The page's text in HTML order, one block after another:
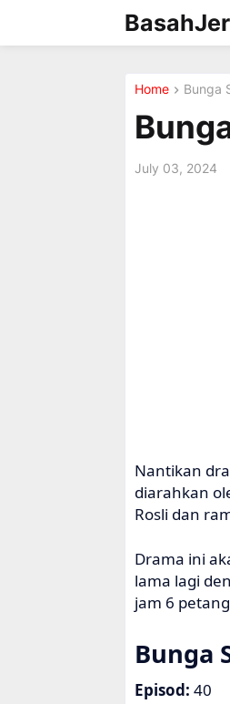
Home Bunga
July 03, 2024
Nantikan
diarahkan
Rosli dan
Drama ini
lama lagi
jam 6
Bunga
Episod: 40